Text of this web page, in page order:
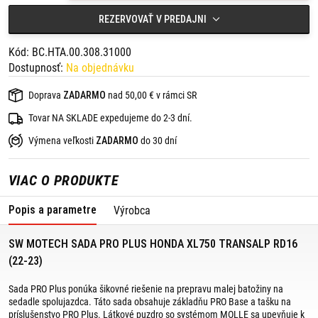
Farba: čierna
Rozmery: 24,0 cm x 16,6 cm
Hmotnosť: 0,1 kg
MOLLE systém vyrobený z robustnej hypalonovej tkaniny na
vrchnej strane na pripevnenie tašiek na príslušenstvo.
Spodná strana z protišmykového materiálu.
Jednoduché pripevnenie pomocou popruhov.
SW-MOTECH PRO Plus
Materiál: 1680D ballistický nylon
Farba: čierna/antracitová
Rozmery: 28 cm x 21 cm x 7 cm
Objem: 3-6 l
Všetky zadné tašky zo série PRO sú vyrobené z takmer
nezničiteľného balistického nylonu 1680D, pôvodne určeného na
vojenské použitie. Môžu sa pochváliť tiež vysoko kvalitným
umožňuje pripevnenie ďalšieho príslušenstva. Pútka MOLLE na
spodnej strane tejto tašky z nej robia všestranného spoločníka.
Môže byť pripevnená k nástavcu MOLLE na všetkých taškách zo
Hodí sa takmer ku všetkým zadným taškám PRO, sedlovým taškám
BLAZE, tankvakom a taškám PRO zo série LEGEND GEAR so
REZERVOVAŤ V PREDAJNI
Kód: BC.HTA.00.308.31000
Dostupnosť: Na objednávku
Doprava ZADARMO nad 50,00 € v rámci SR
Tovar NA SKLADE expedujeme do 2-3 dní.
Výmena veľkosti ZADARMO do 30 dní
VIAC O PRODUKTE
Popis a parametre Výrobca
SW MOTECH SADA PRO PLUS HONDA XL750 TRANSALP RD16
(22-23)
Sada PRO Plus ponúka šikovné riešenie na prepravu malej batožiny na
sedadle spolujazdca. Táto sada obsahuje základňu PRO Base a tašku na
príslušenstvo PRO Plus. Látkové puzdro so systémom MOLLE sa upevňuje k